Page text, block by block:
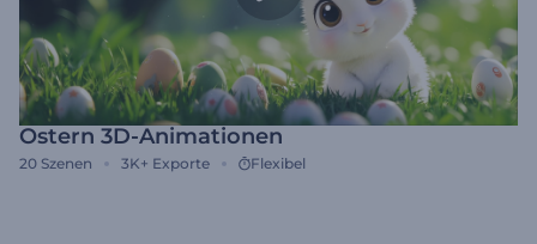
Ostern 3D-Animationen
20 Szenen 3K+ Exporte Flexibel